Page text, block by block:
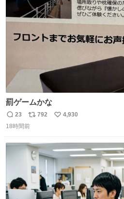
数
罰ゲームかな
返
信
23
リ
ポ
ト
数
792
い
数
4,930
18時間前